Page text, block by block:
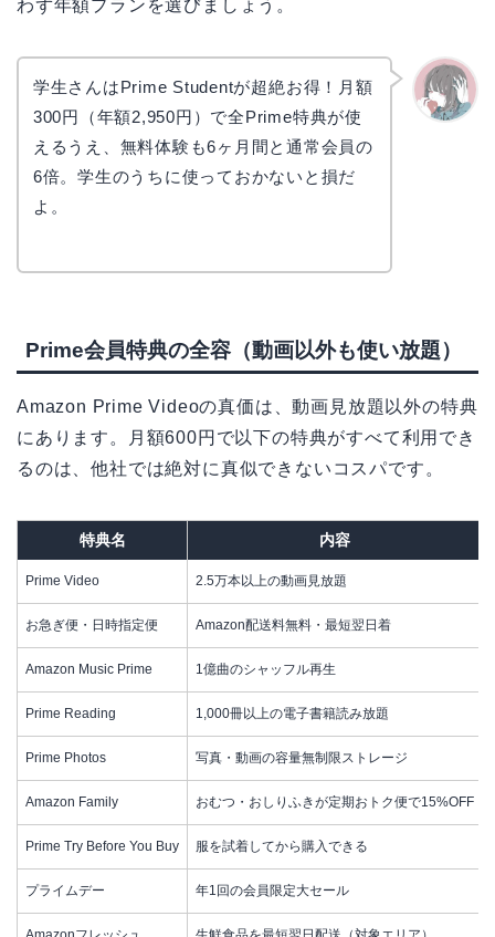
わず年額プランを選びましょう。
学生さんはPrime Studentが超絶お得！月額
300円（年額2,950円）で全Prime特典が使
えるうえ、無料体験も6ヶ月間と通常会員の
6倍。学生のうちに使っておかないと損だ
よ。
Prime会員特典の全容（動画以外も使い放題）
Amazon Prime Videoの真価は、動画見放題以外の特典
にあります。月額600円で以下の特典がすべて利用でき
るのは、他社では絶対に真似できないコスパです。
特典名 内容
Prime Video 2.5万本以上の動画見放題
お急ぎ便・日時指定便 Amazon配送料無料・最短翌日着
Amazon Music Prime 1億曲のシャッフル再生
Prime Reading 1,000冊以上の電子書籍読み放題
Prime Photos 写真・動画の容量無制限ストレージ
Amazon Family おむつ・おしりふきが定期おトク便で15%OFF
Prime Try Before You Buy 服を試着してから購入できる
プライムデー 年1回の会員限定大セール